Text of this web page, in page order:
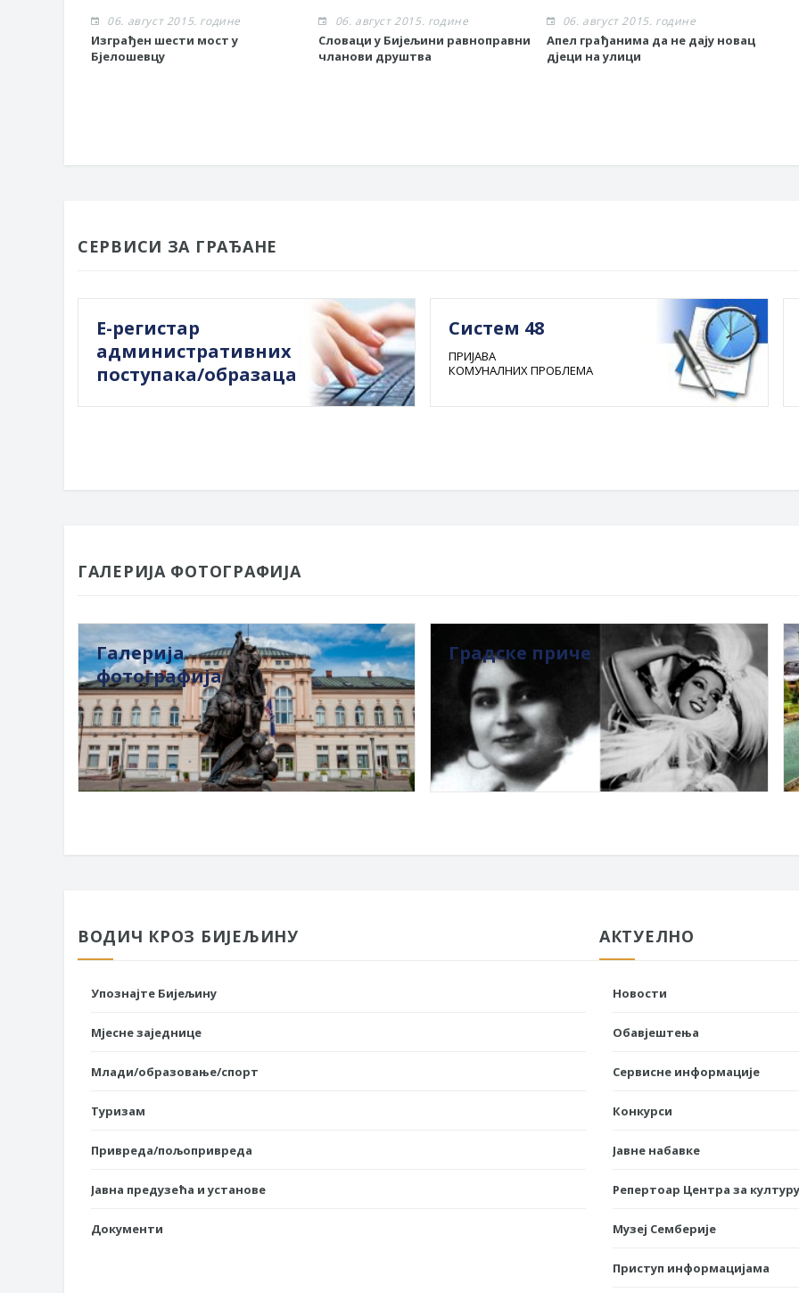
06. август 2015. године
Изграђен шести мост у
Бјелошевцу
06. август 2015. године
Словаци у Бијељини равноправни
чланови друштва
06. август 2015. године
Апел грађанима да не дају новац
дјеци на улици
СЕРВИСИ ЗА ГРАЂАНЕ
Е-регистар
административних
поступака/образаца
Систем 48
ПРИЈАВА
КОМУНАЛНИХ ПРОБЛЕМА
ГАЛЕРИЈА ФОТОГРАФИЈА
Галерија
фотографија
Градске приче
ВОДИЧ КРОЗ БИЈЕЉИНУ
Упознајте Бијељину
Мјесне заједнице
Млади/образовање/спорт
Туризам
Привреда/пољопривреда
Јавна предузећа и установе
Документи
АКТУЕЛНО
Новости
Обавјештења
Сервисне информације
Конкурси
Јавне набавке
Репертоар Центра за
Музеј Семберије
Приступ информацијама